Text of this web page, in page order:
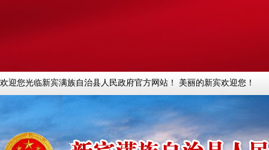
欢迎您光临新宾满族自治县人民政府官方网站！ 美丽的新宾欢迎您！